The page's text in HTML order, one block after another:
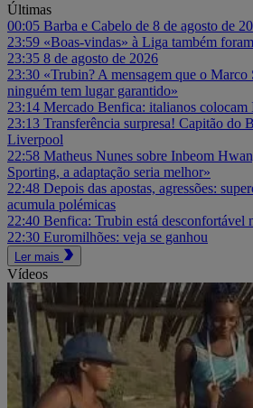
Últimas
00:05 Barba e Cabelo de 8 de agosto de
23:59 «Boas-vindas» à Liga também
23:35 8 de agosto de 2026
23:30 «Trubin? A mensagem que o Marco
ninguém tem lugar garantido»
23:14 Mercado Benfica: italianos
23:13 Transferência surpresa! Capitão do
Liverpool
22:58 Matheus Nunes sobre Inbeom
Sporting, a adaptação seria melhor»
22:48 Depois das apostas, agressões:
acumula polémicas
22:40 Benfica: Trubin está desconfortável
22:30 Euromilhões: veja se ganhou
Ler mais
Vídeos